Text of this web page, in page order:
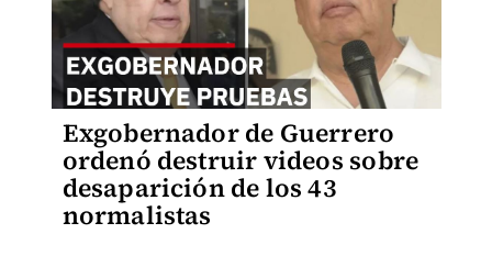
Exgobernador de Guerrero
ordenó destruir videos sobre
desaparición de los 43
normalistas